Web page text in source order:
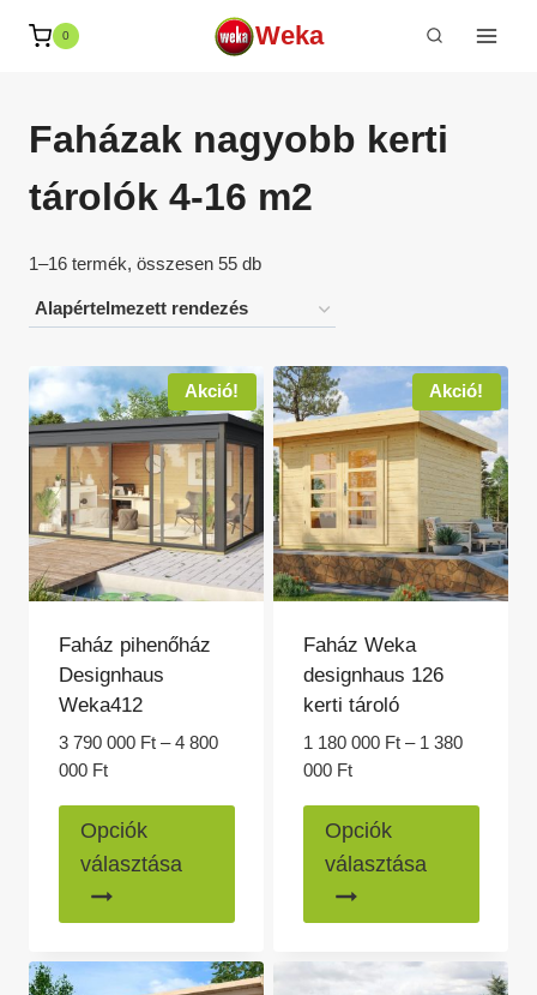
0 Weka
Faházak nagyobb kerti
tárolók 4-16 m2
1–16 termék, összesen 55 db
Akció!
Faház pihenőház
Designhaus
Weka412
3 790 000 Ft – 4 800
000 FtÁrtartomány:
790
000 Ft
4
000 Ft
Opciók
választása
több
van.
Akció!
Faház Weka
designhaus 126
kerti tároló
1 180 000 Ft – 1 380
000 FtÁrtartomány:
180
000 Ft
1
000 Ft
Opciók
választása
több
van.